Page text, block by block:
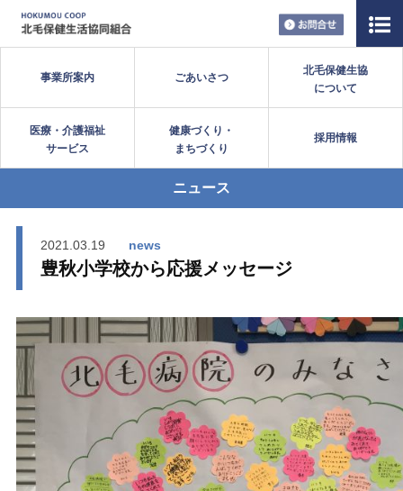
お問い合
事業所案内 ごあいさつ
北毛保健生協
について
医療・介護福祉
サービス
健康づくり・
まちづくり
採用情報
ニュース
2021.03.19 news
豊秋小学校から応援メッセージ